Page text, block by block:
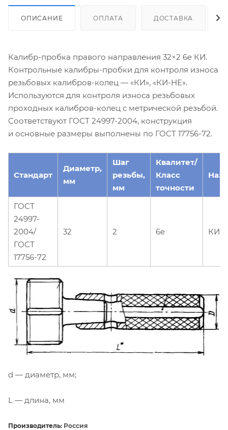
ОПИСАНИЕ ОПЛАТА ДОСТАВКА
Калибр-пробка правого направления 32×2 6e КИ.
Контрольные калибры-пробки для контроля износа
резьбовых калибров-колец — «КИ», «КИ-НЕ».
Используются для контроля износа резьбовых
проходных калибров-колец с метрической резьбой.
Соответствуют ГОСТ 24997-2004, конструкция
и основные размеры выполнены по ГОСТ 17756-72.
Стандарт
Диаметр,
мм
Шаг
резьбы,
мм
Квалитет/
Класс
точности
ГОСТ
24997-
2004/
ГОСТ
17756-72
32 2 6e КИ
d — диаметр, мм;
L — длина, мм
Производитель: Россия